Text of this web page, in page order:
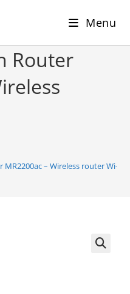
Menu
Router
– Wireless router Wi-Fi 5